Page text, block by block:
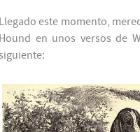
Llegado este momento,
Hound en unos versos de